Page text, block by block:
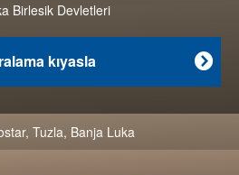
Birlesik Devletleri

kıyasla
, Tuzla, Banja Luka